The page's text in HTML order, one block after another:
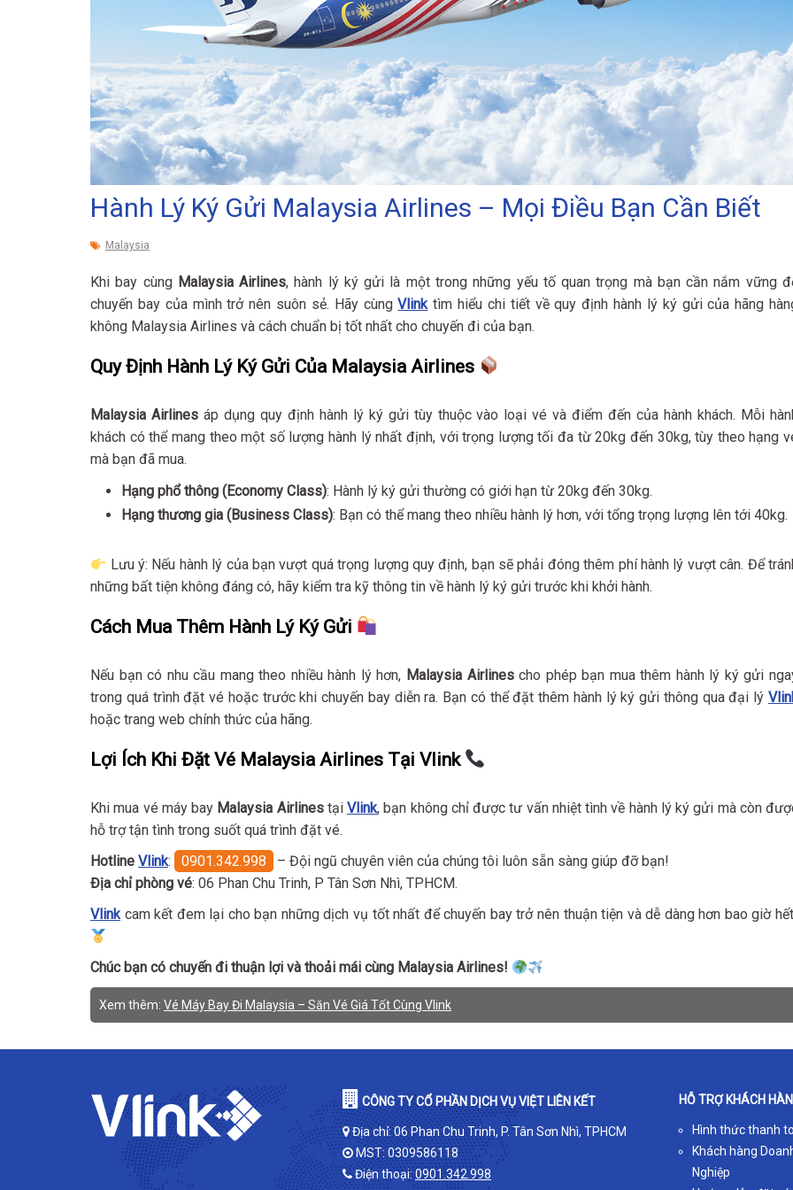
Hành Lý Ký Gửi Malaysia Airlines – Mọi Điều Bạn Cần Biết
Malaysia
Khi bay cùng Malaysia Airlines, hành lý ký gửi là một trong những yếu tố quan trọng mà bạn cần nắm vững
chuyến bay của mình trở nên suôn sẻ. Hãy cùngVlinktìm hiểu chi tiết về quy định hành lý ký gửi của hãng
không Malaysia Airlines và cách chuẩn bị tốt nhất cho chuyến đi của bạn.
Quy Định Hành Lý Ký Gửi Của Malaysia Airlines
Malaysia Airlinesáp dụng quy định hành lý ký gửi tùy thuộc vào loại vé và điểm đến của hành khách. Mỗi
khách có thể mang theo một số lượng hành lý nhất định, với trọng lượng tối đa từ 20kg đến 30kg, tùy theo hạng
mà bạn đã mua.
Hạng phổ thông (Economy Class): Hành lý ký gửi thường có giới hạn từ 20kg đến 30kg.
Hạng thương gia (Business Class): Bạn có thể mang theo nhiều hành lý hơn, với tổng trọng lượng lên tới 40kg.
Lưu ý: Nếu hành lý của bạn vượt quá trọng lượng quy định, bạn sẽ phải đóng thêm phí hành lý vượt cân. Để
những bất tiện không đáng có, hãy kiểm tra kỹ thông tin về hành lý ký gửi trước khi khởi hành.
Cách Mua Thêm Hành Lý Ký Gửi
Nếu bạn có nhu cầu mang theo nhiều hành lý hơn, Malaysia Airlinescho phép bạn mua thêm hành lý ký gửi
trong quá trình đặt vé hoặc trước khi chuyến bay diễn ra. Bạn có thể đặt thêm hành lý ký gửi thông qua đại lý
hoặc trang web chính thức của hãng.
Lợi Ích Khi Đặt Vé Malaysia Airlines Tại Vlink
Khi mua vé máy bay Malaysia Airlinestại Vlink, bạn không chỉ được tư vấn nhiệt tình về hành lý ký gửi mà còn
hỗ trợ tận tình trong suốt quá trình đặt vé.
Hotline Vlink: 0901.342.998
– Đội ngũ chuyên viên của chúng tôi luôn sẵn sàng giúp đỡ bạn!
Địa chỉ phòng vé: 06 Phan Chu Trinh, P Tân Sơn Nhì, TPHCM.
Vlinkcam kết đem lại cho bạn những dịch vụ tốt nhất để chuyến bay trở nên thuận tiện và dễ dàng hơn bao giờ
Chúc bạn có chuyến đi thuận lợi và thoải mái cùng Malaysia Airlines!
Xem thêm: Vé Máy Bay Đi Malaysia – Săn Vé Giá Tốt Cùng Vlink
CÔNG TY CỔ PHẦN DỊCH VỤ VIỆT LIÊN KẾT
Địa chỉ: 06 Phan Chu Trinh, P. Tân Sơn Nhì, TPHCM
MST: 0309586118
Điện thoại: 0901.342.998
HỖ TRỢ KHÁCH
Hình thức thanh
Khách hàng
Nghiệp